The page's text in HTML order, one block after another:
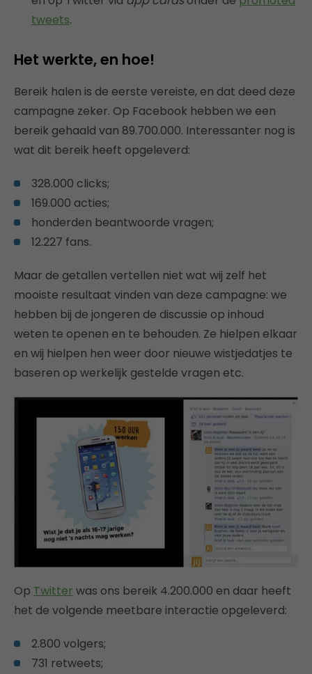
tweets.
Het werkte, en hoe!
Bereik halen is de eerste vereiste, en dat deed deze
campagne zeker. Op Facebook hebben we een
bereik gehaald van 89.700.000. Interessanter nog is
wat dit bereik heeft opgeleverd:
328.000 clicks;
169.000 acties;
honderden beantwoorde vragen;
12.227 fans.
Maar de getallen vertellen niet wat wij zelf het
mooiste resultaat vinden van deze campagne: we
hebben bij de jongeren de discussie op inhoud
weten te openen en te behouden. Ze hielpen elkaar
en wij hielpen hen weer door nieuwe wistjedatjes te
baseren op werkelijk gestelde vragen etc.
Op Twitter was ons bereik 4.200.000 en daar heeft
het de volgende meetbare interactie opgeleverd:
2.800 volgers;
731 retweets;